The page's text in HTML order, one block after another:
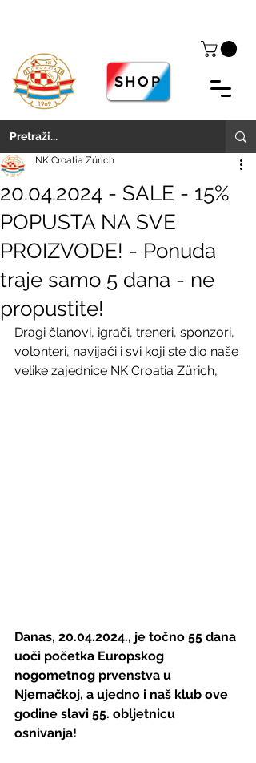
SHOP
20.04.2024 - SALE - 15%
POPUSTA NA SVE
PROIZVODE! - Ponuda
traje samo 5 dana - ne
propustite!
NK Croatia Zürich
Dragi članovi, igrači, treneri, sponzori,
volonteri, navijači i svi koji ste dio naše
velike zajednice NK Croatia Zürich,
Danas, 20.04.2024., je točno 55 dana
uoči početka Europskog
nogometnog prvenstva u
Njemačkoj, a ujedno i naš klub ove
godine slavi 55. obljetnicu
osnivanja!